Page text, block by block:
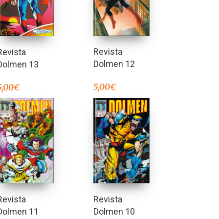
13
€
Revista
Dolmen 12
5,00€
11
Revista
Dolmen 10